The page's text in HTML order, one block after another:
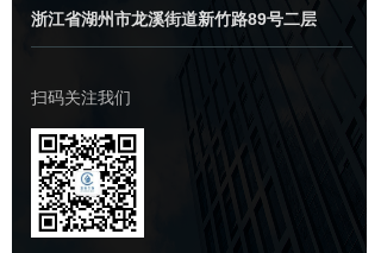
浙江省湖州市龙溪街道新竹路89号二层
扫码关注我们